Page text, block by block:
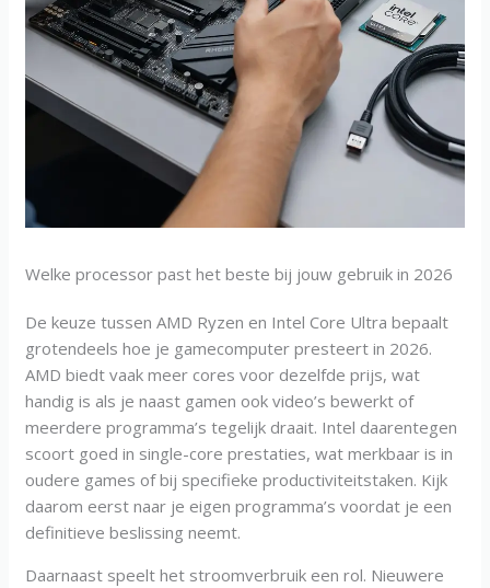
Welke processor past het beste bij jouw gebruik in 2026
De keuze tussen AMD Ryzen en Intel Core Ultra bepaalt
grotendeels hoe je gamecomputer presteert in 2026.
AMD biedt vaak meer cores voor dezelfde prijs, wat
handig is als je naast gamen ook video’s bewerkt of
meerdere programma’s tegelijk draait. Intel daarentegen
scoort goed in single-core prestaties, wat merkbaar is in
oudere games of bij specifieke productiviteitstaken. Kijk
daarom eerst naar je eigen programma’s voordat je een
definitieve beslissing neemt.
Daarnaast speelt het stroomverbruik een rol. Nieuwere